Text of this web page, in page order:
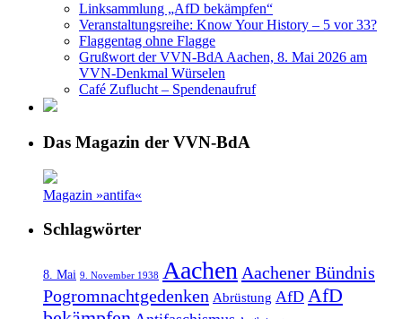
Linksammlung „AfD bekämpfen“
Veranstaltungsreihe: Know Your History – 5 vor 33?
Flaggentag ohne Flagge
Grußwort der VVN-BdA Aachen, 8. Mai 2026 am
VVN-Denkmal Würselen
Café Zuflucht – Spendenaufruf
Das Magazin der VVN-BdA
Magazin »antifa«
Schlagwörter
8. Mai 9. November 1938 Aachen Aachener Bündnis
Pogromnachtgedenken Abrüstung AfD AfD